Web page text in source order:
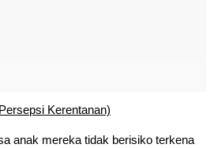
Kerentanan)
anak mereka tidak berisiko terkena